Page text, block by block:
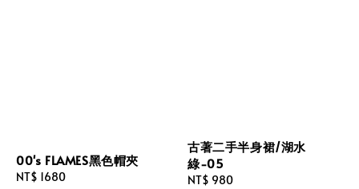
00's FLAMES黑色帽夾
Regular
NT$ 1680
古著二手半身裙/湖水
綠-05
Regular
NT$ 980